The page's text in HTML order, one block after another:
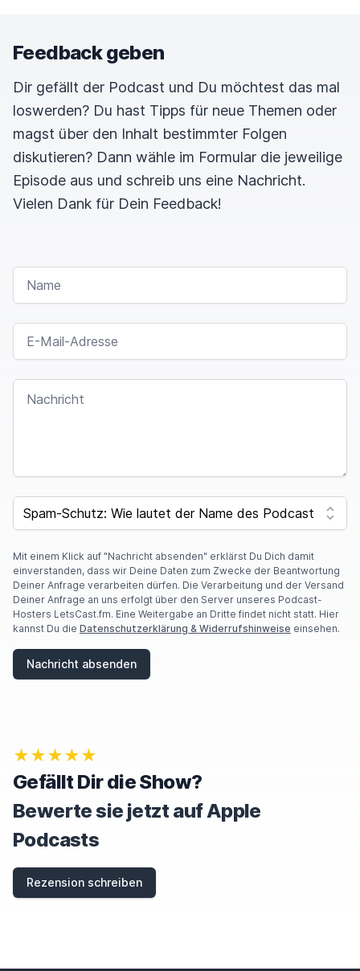
Feedback geben
Dir gefällt der Podcast und Du möchtest das mal
loswerden? Du hast Tipps für neue Themen oder
magst über den Inhalt bestimmter Folgen
diskutieren? Dann wähle im Formular die jeweilige
Episode aus und schreib uns eine Nachricht.
Vielen Dank für Dein Feedback!
NAME
E-MAIL-ADRESSE
NACHRICHT
SPAM CAPTCHA
Mit einem Klick auf "Nachricht absenden" erklärst Du Dich damit
einverstanden, dass wir Deine Daten zum Zwecke der Beantwortung
Deiner Anfrage verarbeiten dürfen. Die Verarbeitung und der Versand
Deiner Anfrage an uns erfolgt über den Server unseres Podcast-
Hosters LetsCast.fm. Eine Weitergabe an Dritte findet nicht statt. Hier
kannst Du die Datenschutzerklärung & Widerrufshinweise einsehen.
Nachricht absenden
★★★★★
Gefällt Dir die Show?
Bewerte sie jetzt auf Apple
Podcasts
Rezension schreiben